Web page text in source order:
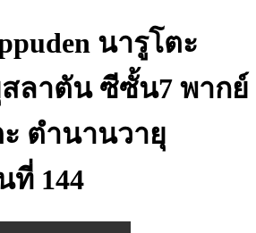
นารูโตะ
ลาตัน ซีซั้น7 พากย์
ตำนานวายุ
ที่ 144